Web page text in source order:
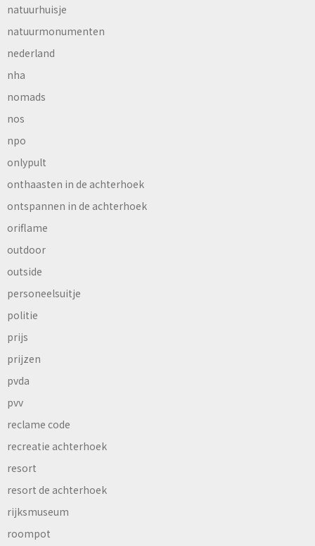
natuurhuisje
natuurmonumenten
nederland
nha
nomads
nos
npo
onlypult
onthaasten in de achterhoek
ontspannen in de achterhoek
oriflame
outdoor
outside
personeelsuitje
politie
prijs
prijzen
pvda
pvv
reclame code
recreatie achterhoek
resort
resort de achterhoek
rijksmuseum
roompot